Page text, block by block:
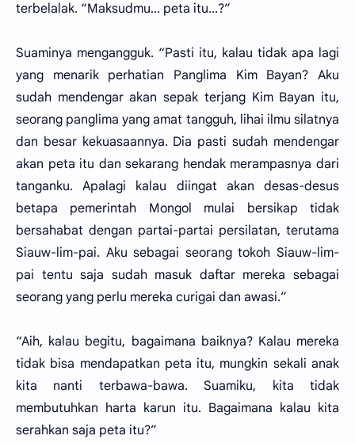
terbelalak. “Maksudmu... peta itu...?”
Suaminya mengangguk. “Pasti itu, kalau tidak apa lagi
yang menarik perhatian Panglima Kim Bayan? Aku
sudah mendengar akan sepak terjang Kim Bayan itu,
seorang panglima yang amat tangguh, lihai ilmu silatnya
dan besar kekuasaannya. Dia pasti sudah mendengar
akan peta itu dan sekarang hendak merampasnya dari
tanganku. Apalagi kalau diingat akan desas-desus
betapa pemerintah Mongol mulai bersikap tidak
bersahabat dengan partai-partai persilatan, terutama
Siauw-lim-pai. Aku sebagai seorang tokoh Siauw-lim-
pai tentu saja sudah masuk daftar mereka sebagai
seorang yang perlu mereka curigai dan awasi.”
“Aih, kalau begitu, bagaimana baiknya? Kalau mereka
tidak bisa mendapatkan peta itu, mungkin sekali anak
kita nanti terbawa-bawa. Suamiku, kita tidak
membutuhkan harta karun itu. Bagaimana kalau kita
serahkan saja peta itu?”